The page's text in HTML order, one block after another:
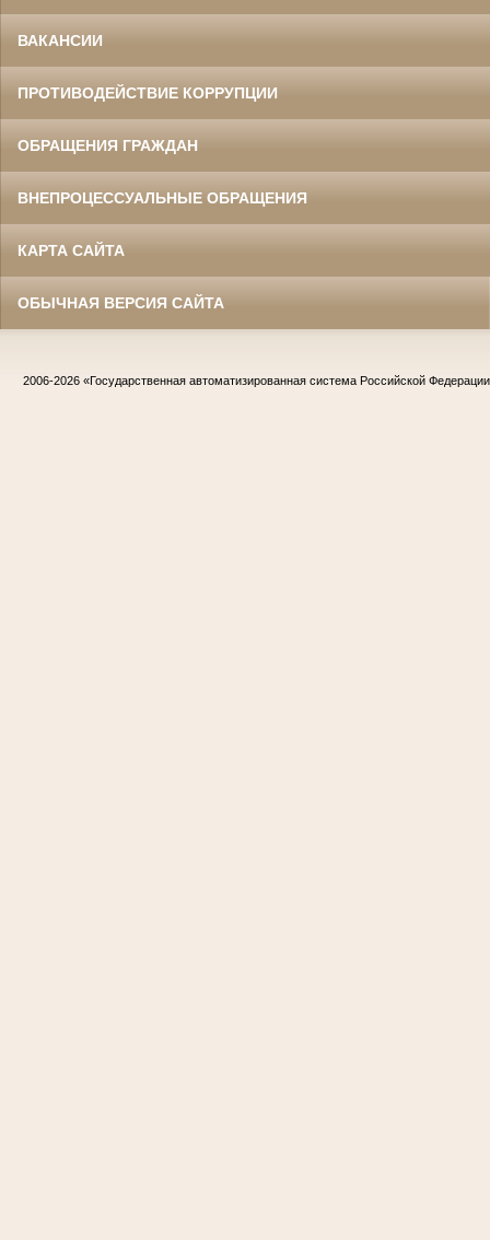
ВАКАНСИИ
ПРОТИВОДЕЙСТВИЕ КОРРУПЦИИ
ОБРАЩЕНИЯ ГРАЖДАН
ВНЕПРОЦЕССУАЛЬНЫЕ ОБРАЩЕНИЯ
КАРТА САЙТА
ОБЫЧНАЯ ВЕРСИЯ САЙТА
2006-2026 «Государственная автоматизированная система Российской